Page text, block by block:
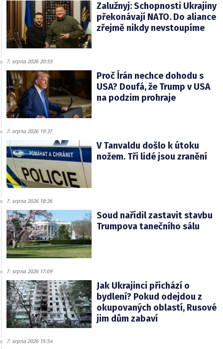
Zalužnyj: Schopnosti Ukrajiny
překonávají NATO. Do aliance
zřejmě nikdy nevstoupíme
7. srpna 2026 20:55
Proč Írán nechce dohodu s
USA? Doufá, že Trump v USA
na podzim prohraje
7. srpna 2026 19:37
V Tanvaldu došlo k útoku
nožem. Tři lidé jsou zranění
7. srpna 2026 18:26
Soud nařídil zastavit stavbu
Trumpova tanečního sálu
7. srpna 2026 17:09
Jak Ukrajinci přichází o
bydlení? Pokud odejdou z
okupovaných oblastí, Rusové
jim dům zabaví
7. srpna 2026 15:54